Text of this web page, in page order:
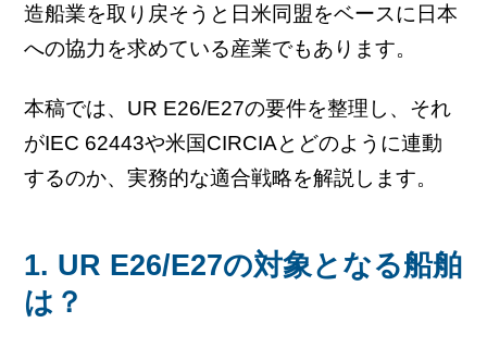
造船業を取り戻そうと日米同盟をベースに日本
への協力を求めている産業でもあります。
本稿では、UR E26/E27の要件を整理し、それ
がIEC 62443や米国CIRCIAとどのように連動
するのか、実務的な適合戦略を解説します。
1. UR E26/E27の対象となる船舶
は？